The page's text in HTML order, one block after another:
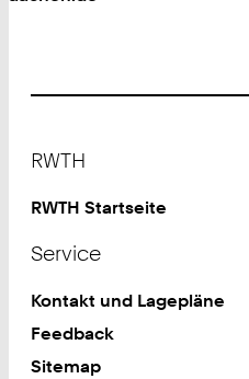
RWTH
RWTH Startseite
Service
Kontakt und Lagepläne
Feedback
Sitemap